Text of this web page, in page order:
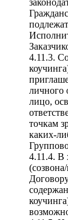
4.11.3.
личного
лицо,
точкам
каких-
4.11.4. В